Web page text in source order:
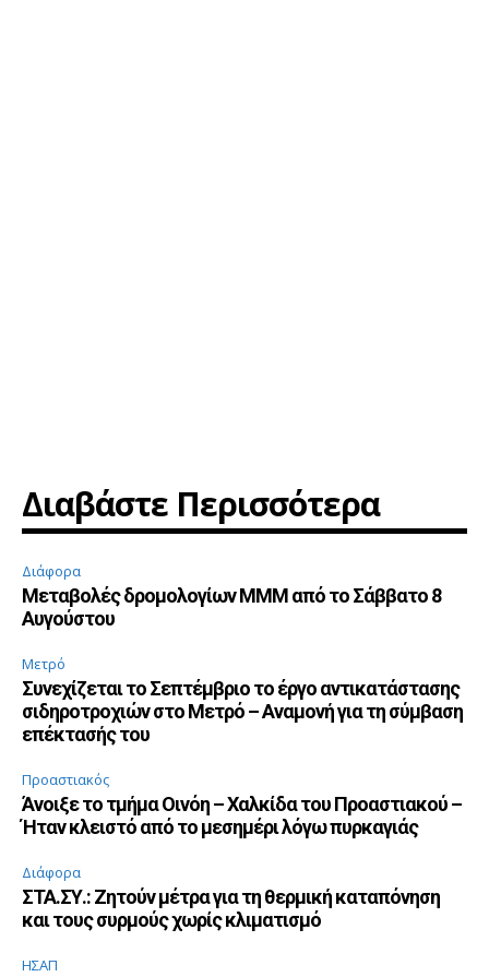
Διαβάστε Περισσότερα
Διάφορα
Μεταβολές δρομολογίων ΜΜΜ από το Σάββατο 8
Αυγούστου
Μετρό
Συνεχίζεται το Σεπτέμβριο το έργο αντικατάστασης
σιδηροτροχιών στο Μετρό – Αναμονή για τη σύμβαση
επέκτασής του
Προαστιακός
Άνοιξε το τμήμα Οινόη – Χαλκίδα του Προαστιακού –
Ήταν κλειστό από το μεσημέρι λόγω πυρκαγιάς
Διάφορα
ΣΤΑ.ΣΥ.: Ζητούν μέτρα για τη θερμική καταπόνηση
και τους συρμούς χωρίς κλιματισμό
ΗΣΑΠ